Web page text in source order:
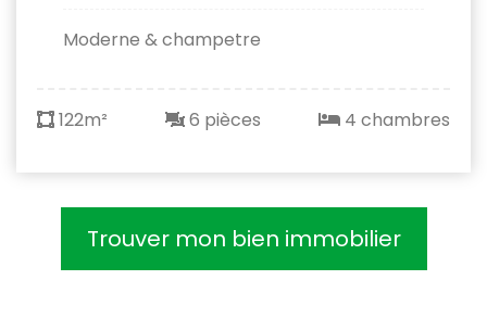
Moderne & champetre
122m² 6 pièces 4 chambres
Trouver mon bien immobilier